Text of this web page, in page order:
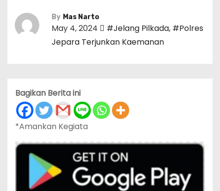
By Mas Narto
May 4, 2024 #Jelang Pilkada, #Polres
Jepara Terjunkan Kaemanan
Bagikan Berita ini
*Amankan Kegiata